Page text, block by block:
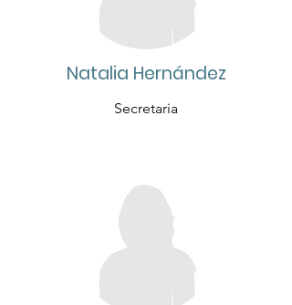
Natalia Hernández
Secretaria